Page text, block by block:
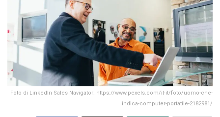
Foto di LinkedIn Sales Navigator: https://www.pexels.com/it-it/foto/uomo-che-
indica-computer-portatile-2182981/